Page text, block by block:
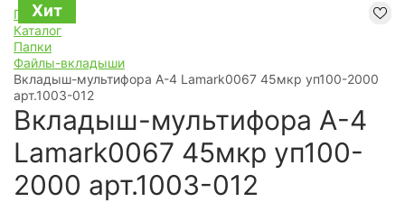
Главная
Каталог
Папки
Файлы-вкладыши
Вкладыш-мультифора A-4 Lamark0067 45мкр уп100-2000
арт.1003-012
Вкладыш-мультифора A-4
Lamark0067 45мкр уп100-
2000 арт.1003-012
Хит
Хит